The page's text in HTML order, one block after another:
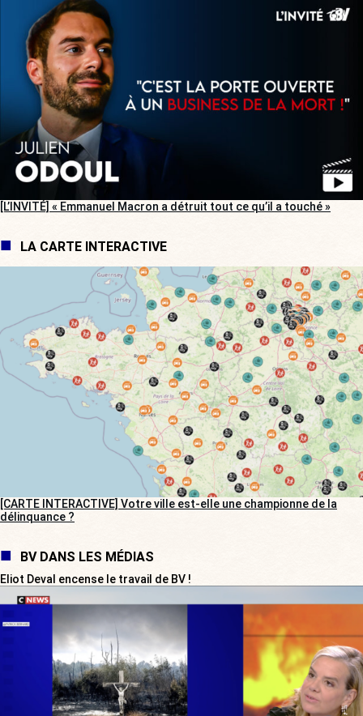
[L’INVITÉ] « Emmanuel Macron a détruit tout ce qu’il a touché »
LA CARTE INTERACTIVE
[CARTE INTERACTIVE] Votre ville est-elle une championne de la
délinquance ?
BV DANS LES MÉDIAS
Eliot Deval encense le travail de BV !